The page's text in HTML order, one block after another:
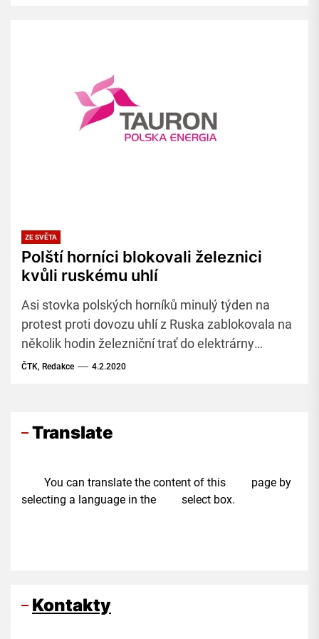
ZE SVĚTA
Polští horníci blokovali železnici
kvůli ruskému uhlí
Asi stovka polských horníků minulý týden na
protest proti dovozu uhlí z Ruska zablokovala na
několik hodin železniční trať do elektrárny
Laziska Górne na jihu Polska, poblíž hranic s
ČTK, Redakce 4.2.2020
Translate
You can translate the content of this page by
selecting a language in the select box.
Kontakty